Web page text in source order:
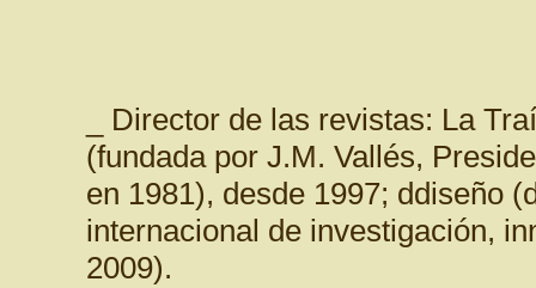
_ Director de las revistas: La
(fundada por J.M. Vallés,
en 1981), desde 1997; ddiseño
internacional de investigación,
2009).